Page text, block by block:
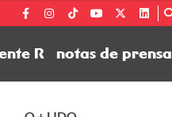
R notas de prensa